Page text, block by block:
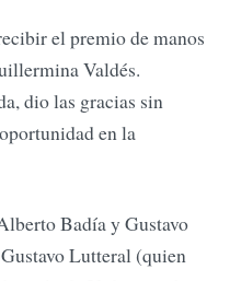
el premio de manos
Valdés.
dio las gracias sin
en la
Badía y Gustavo
Lutteral (quien